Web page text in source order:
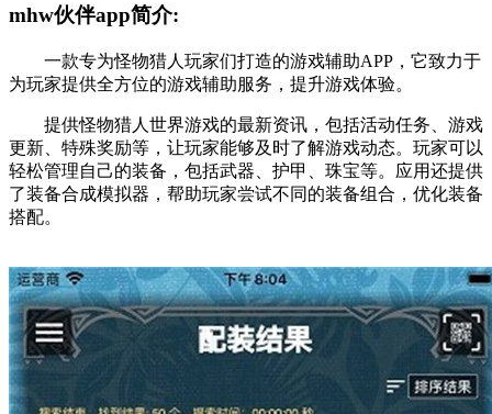
mhw伙伴app简介:
一款专为怪物猎人玩家们打造的游戏辅助APP，它致力于
为玩家提供全方位的游戏辅助服务，提升游戏体验。
提供怪物猎人世界游戏的最新资讯，包括活动任务、游戏
更新、特殊奖励等，让玩家能够及时了解游戏动态。玩家可以
轻松管理自己的装备，包括武器、护甲、珠宝等。应用还提供
了装备合成模拟器，帮助玩家尝试不同的装备组合，优化装备
搭配。